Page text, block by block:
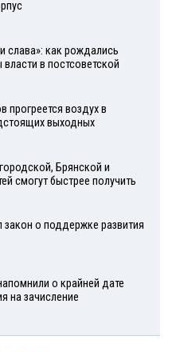
слава»: как рождались
в постсоветской
прогреется воздух в
выходных
Брянской и
смогут быстрее получить
закон о поддержке развития
о крайней дате
на зачисление